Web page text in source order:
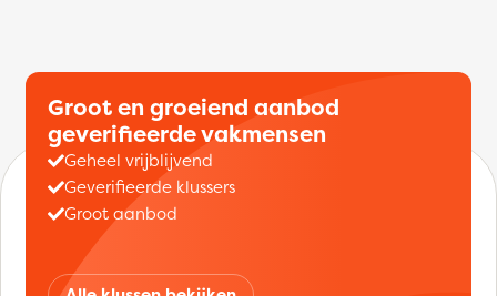
Groot en groeiend aanbod
geverifieerde vakmensen
Geheel vrijblijvend
Geverifieerde klussers
Groot aanbod